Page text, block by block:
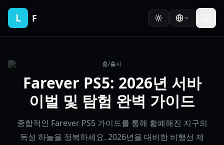
L F
홈/출시
Farever PS5: 2026년 서바
이벌 및 탐험 완벽 가이드
종합적인 Farever PS5 가이드를 통해 황폐해진 지구의
독성 하늘을 정복하세요. 2026년을 대비한 비행선 제